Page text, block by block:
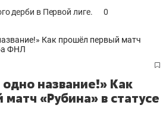
дерби в Первой лиге. 0
название!» Как
«Рубина» в статусе